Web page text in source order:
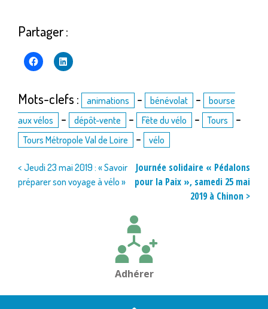
Partager :
Mots-clefs : animations - bénévolat -
bourse
aux vélos
- dépôt-vente - Fête du vélo - Tours -
Tours Métropole Val de Loire - vélo
Navigation
de
< Jeudi 23 mai 2019 : « Savoir
préparer son voyage à vélo »
Journée solidaire « Pédalons
pour la Paix », samedi 25 mai
2019 à Chinon >
Adhérer